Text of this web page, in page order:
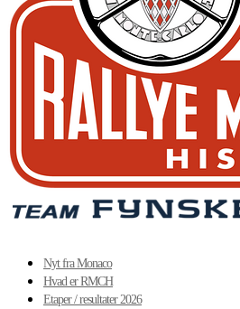
Nyt fra Monaco
Hvad er RMCH
Etaper / resultater 2026